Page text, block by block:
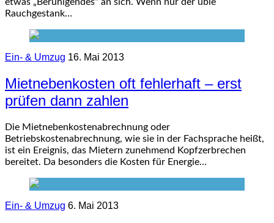
etwas „Beruhigendes“ an sich. Wenn nur der üble
Rauchgestank…
Ein- & Umzug 16. Mai 2013
Mietnebenkosten oft fehlerhaft – erst
prüfen dann zahlen
Die Mietnebenkostenabrechnung oder
Betriebskostenabrechnung, wie sie in der Fachsprache heißt,
ist ein Ereignis, das Mietern zunehmend Kopfzerbrechen
bereitet. Da besonders die Kosten für Energie…
Ein- & Umzug 6. Mai 2013